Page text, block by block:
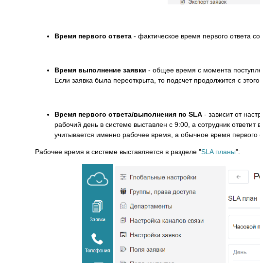
Время первого ответа - фактическое время первого ответа
Время выполнение заявки - общее время с момента
Если заявка была переоткрыта, то подсчет продолжится с
Время первого ответа/выполнения по SLA - зависит от
рабочий день в системе выставлен с 9:00, а сотрудник
учитывается именно рабочее время, а обычное время первого
Рабочее время в системе выставляется в разделе "SLA планы":